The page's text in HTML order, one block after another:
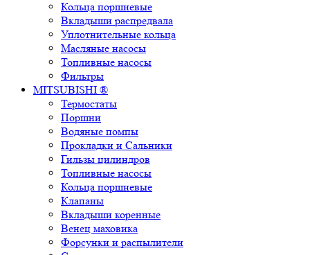
Кольца поршневые
Вкладыши распредвала
Уплотнительные кольца
Масляные насосы
Топливные насосы
Фильтры
MITSUBISHI ®
Термостаты
Поршни
Водяные помпы
Прокладки и Сальники
Гильзы цилиндров
Топливные насосы
Кольца поршневые
Клапаны
Вкладыши коренные
Венец маховика
Форсунки и распылители